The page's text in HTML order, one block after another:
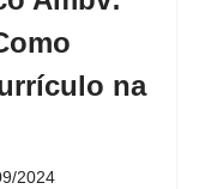
na
2024